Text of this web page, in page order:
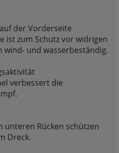
der Vorderseite
ist zum Schutz vor widrigen
und wasserbeständig.
verbessert die
unteren Rücken schützen
Dreck.